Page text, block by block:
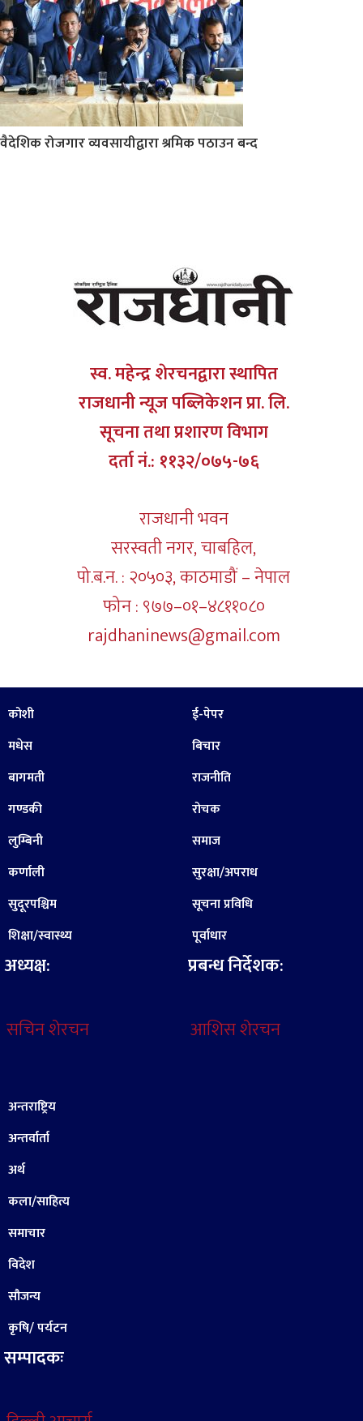
वैदेशिक रोजगार व्यवसायीद्वारा श्रमिक पठाउन बन्द
स्व. महेन्द्र शेरचनद्वारा स्थापित
राजधानी न्यूज पब्लिकेशन प्रा. लि.
सूचना तथा प्रशारण विभाग
दर्ता नं.: ११३२/०७५-७६
राजधानी भवन
सरस्वती नगर, चाबहिल,
पो.ब.न. : २०५०३, काठमाडौं – नेपाल
फोन : ९७७–०१–४८११०८०
rajdhaninews@gmail.com
कोशी
मधेस
बागमती
गण्डकी
लुम्बिनी
कर्णाली
सुदूरपश्चिम
शिक्षा/स्वास्थ्य
अध्यक्ष:
सचिन शेरचन
ई-पेपर
बिचार
राजनीति
रोचक
समाज
सुरक्षा/अपराध
सूचना प्रविधि
पूर्वाधार
प्रबन्ध निर्देशक:
आशिस शेरचन
अन्तराष्ट्रिय
अन्तर्वार्ता
अर्थ
कला/साहित्य
समाचार
विदेश
सौजन्य
कृषि/ पर्यटन
सम्पादकः